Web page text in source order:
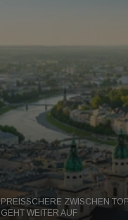
PREISSCHERE ZWISCHEN
GEHT WEITER AUF